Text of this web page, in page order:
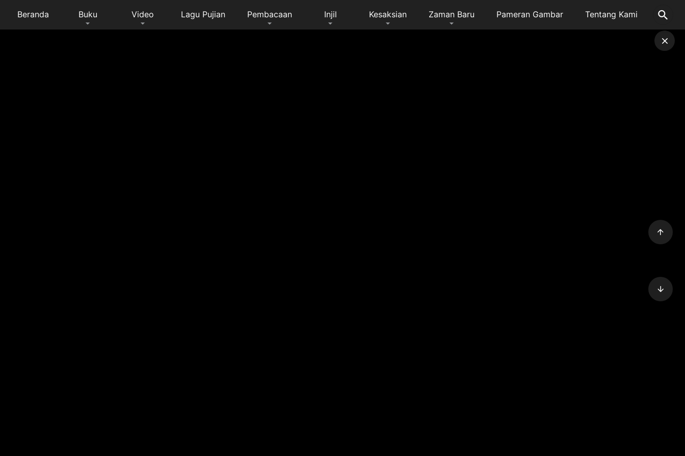
Beranda Buku Video Lagu Pujian Pembacaan Injil Kesaksian Zaman Baru Pameran Gambar Tentang Kami